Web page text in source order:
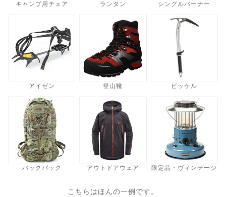
キャンプ用チェア ランタン シングルバーナー
アイゼン 登山靴 ピッケル
バックパック アウトドアウェア 限定品・ヴィンテージ
こちらはほんの一例です。